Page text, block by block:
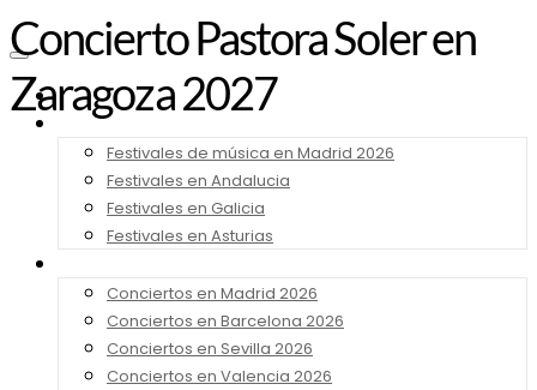
Noticias
Festivales 2026
Festivales de música en Madrid 2026
Festivales en Andalucia
Festivales en Galicia
Festivales en Asturias
Conciertos en Madrid 2026
Conciertos en Barcelona 2026
Conciertos en Sevilla 2026
Conciertos en Valencia 2026
Concierto Pastora Soler en
Zaragoza 2027